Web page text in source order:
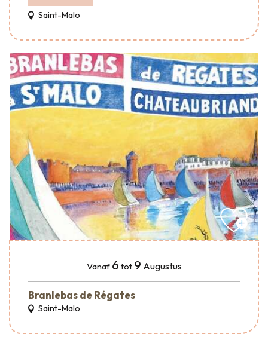
Saint-Malo
Vanaf 6 tot 9 Augustus
Branlebas de Régates
Saint-Malo